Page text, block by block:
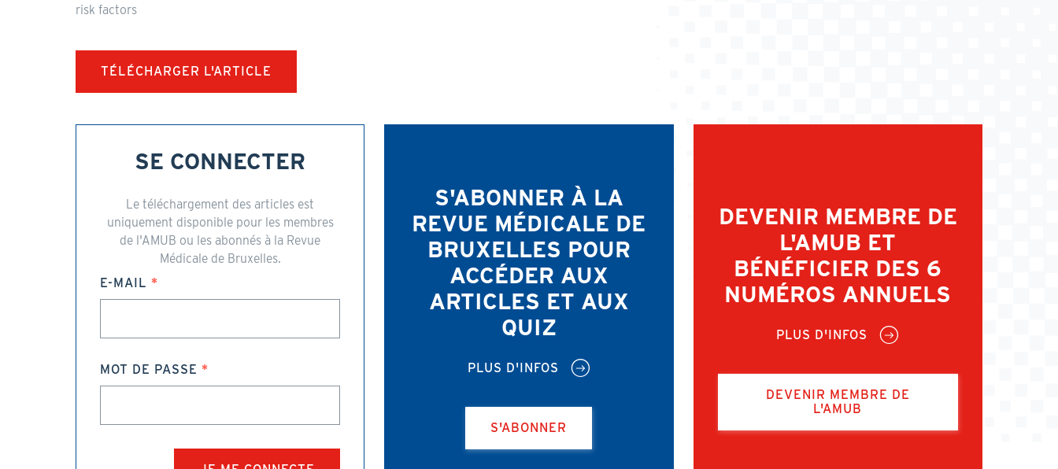
risk factors
TÉLÉCHARGER L'ARTICLE
SE CONNECTER
Le téléchargement des articles est
uniquement disponible pour les membres
de l'AMUB ou les abonnés à la Revue
Médicale de Bruxelles.
E-MAIL
MOT DE PASSE
S'ABONNER À LA
REVUE MÉDICALE DE
BRUXELLES POUR
ACCÉDER AUX
ARTICLES ET AUX
QUIZ
PLUS D'INFOS
S'ABONNER
DEVENIR MEMBRE DE
L'AMUB ET
BÉNÉFICIER DES 6
NUMÉROS ANNUELS
PLUS D'INFOS
DEVENIR MEMBRE DE
L'AMUB